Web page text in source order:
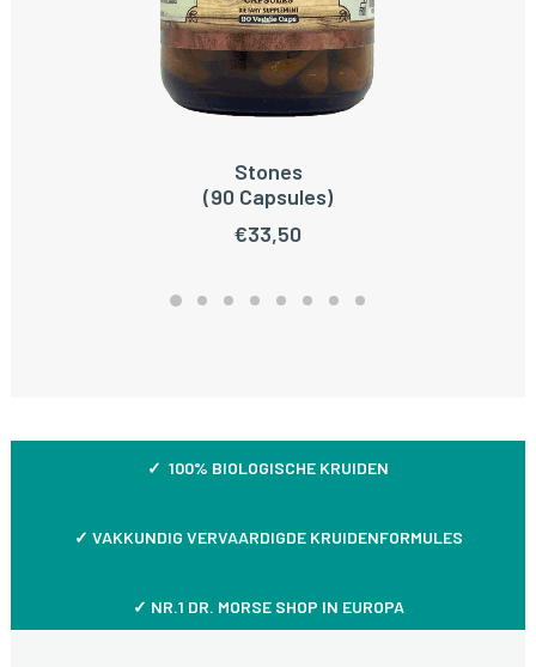
TOEVOEGEN AAN WINKELWAGEN
Stones
(90 Capsules)
€33,50
✓ 100% BIOLOGISCHE KRUIDEN
✓ VAKKUNDIG VERVAARDIGDE KRUIDENFORMULES
✓ NR.1 DR. MORSE SHOP IN EUROPA